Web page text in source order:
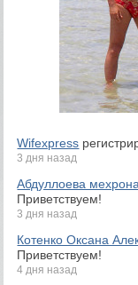
Wifexpress
3 дня назад
Абдуллоева
Приветствуем!
3 дня назад
Котенко Оксана
Приветствуем!
4 дня назад